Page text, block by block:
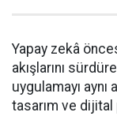
Yapay zekâ
akışlarını
uygulamayı aynı
tasarım ve